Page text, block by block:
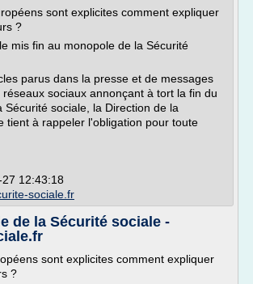
sont explicites comment expliquer
?
mis fin au monopole de la Sécurité
parus dans la presse et de messages
sociaux annonçant à tort la fin du
Sécurité sociale, la Direction de la
tient à rappeler l'obligation pour toute
12:43:18
sociale.fr
de la Sécurité sociale -
sont explicites comment expliquer
?